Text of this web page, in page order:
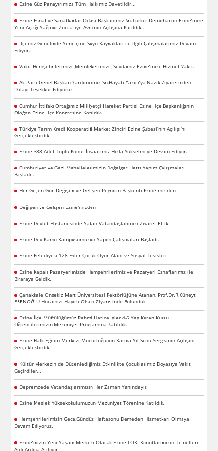
Ezine Güz Panayırımıza Tüm Halkımız Davetlidir...
Ezine Esnaf ve Sanatkarlar Odası Başkanımız Sn.Türker Demirhan’ın Ezine’mize
Yeni Açtığı Yağmur Züccaciye Avm’nin Açılışına Katıldık..
İlçemiz Genelinde Yeni İçme Suyu Kaynakları ile ilgili Çalışmalarımız Devam
Ediyor…
Vakit Hemşehrilerimize,Memleketimize, Sevdamız Ezine’mize Hizmet Vakti..
Ak Parti Genel Başkan Yardımcımız Sn.Hayati Yazıcı’ya Nazik Ziyaretinden
Dolayı Teşekkür Ediyoruz.
Cumhur İttifakı Ortağımız Milliyetçi Hareket Partisi Ezine İlçe Başkanlığının
Olağan Ezine İlçe Kongresine Katıldık..
Türkiye Tarım Kredi Kooperatifi Market Zinciri Ezine Şubesi’nin Açılışı’nı
Gerçekleştirdik.
Ezine 388 Adet Toplu Konut İnşaatımız Hızla Yükselmeye Devam Ediyor..
Cumhuriyet ve Gazi Mahallelerimizin Doğalgaz Hattı Yapım Çalışmaları
Başladı..
Her Geçen Gün Değişen ve Gelişen Peynirin Başkenti Ezine miz’den
Değişen ve Gelişen Ezine'mizden
Ezine Devlet Hastanesinde Yatan Vatandaşlarımızı Ziyaret Ettik
Ezine Dev Kamu Kampüsümüzün Yapım Çalışmaları Başladı..
Ezine Belediyesi 128 Evler Çocuk Oyun Alanı ve Sosyal Tesisleri
Ezine Kapalı Pazaryerimizde Hemşehrilerimiz ve Pazaryeri Esnaflarımız ile
Biraraya Geldik.
Çanakkale Onsekiz Mart Üniversitesi Rektörlüğüne Atanan, Prof.Dr.R.Cüneyt
ERENOĞLU Hocamızı Hayırlı Olsun Ziyaretinde Bulunduk.
Ezine İlçe Müftülüğümüz Rahmi Hatice İşler 4-6 Yaş Kuran Kursu
Öğrencilerimizin Mezuniyet Programına Katıldık.
Ezine Halk Eğitim Merkezi Müdürlüğünün Karma Yıl Sonu Sergisinin Açılışını
Gerçekleştirdik.
Kültür Merkezin de Düzenlediğimiz Etkinlikte Çocuklarımız Doyasıya Vakit
Geçirdiler...
Depremzede Vatandaşlarımızın Her Zaman Yanındayız
Ezine Meslek Yüksekokulumuzun Mezuniyet Törenine Katıldık.
Hemşehrilerimizin Gece,Gündüz Haftasonu Demeden Hizmetkarı Olmaya
Devam Ediyoruz.
Ezine’mizin Yeni Yaşam Merkezi Olacak Ezine TOKİ Konutlarımızın Temelleri
Ardı Ardına Atılıyor